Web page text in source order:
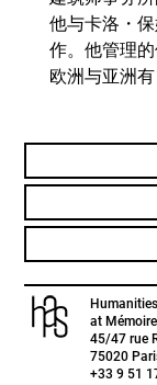
他与卡洛・
作。他管理
欧洲与亚洲有
at
45/47 rue
75020
+33 9 51